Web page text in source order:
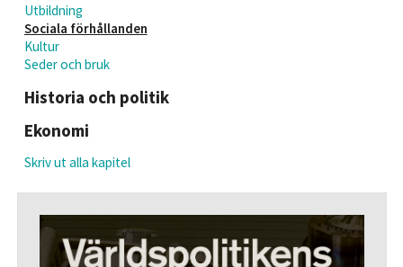
Utbildning
Sociala förhållanden
Kultur
Seder och bruk
Historia och politik
Ekonomi
Skriv ut alla kapitel